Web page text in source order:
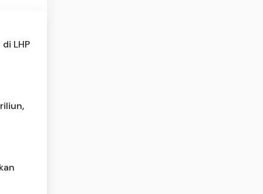
LHP